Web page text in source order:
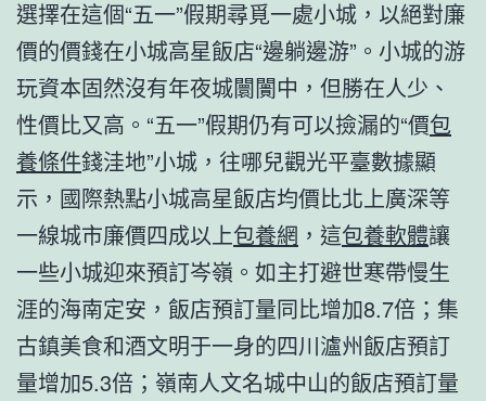
選擇在這個“五一”假期尋覓一處小城，以絕對廉
價的價錢在小城高星飯店“邊躺邊游”。小城的游
玩資本固然沒有年夜城闤闠中，但勝在人少、
性價比又高。“五一”假期仍有可以撿漏的“價包
養條件錢洼地”小城，往哪兒觀光平臺數據顯
示，國際熱點小城高星飯店均價比北上廣深等
一線城市廉價四成以上包養網 ，這包養軟體讓
一些小城迎來預訂岑嶺。如主打避世寒帶慢生
涯的海南定安，飯店預訂量同比增加8.7倍；集
古鎮美食和酒文明于一身的四川瀘州飯店預訂
量增加5.3倍；嶺南人文名城中山的飯店預訂量